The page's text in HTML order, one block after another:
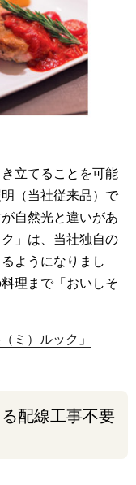
立てることを可能
（当社従来品）で
自然光と違いがあ
」は、当社独自の
ようになりまし
理まで「おいしそ
ミ）ルック」
配線工事不要